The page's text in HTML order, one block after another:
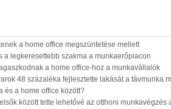
a home office megszüntetése mellett
a legkeresettebb szakma a munkaerőpiacon
a home office-hoz a munkavállalók
48 százaléka fejlesztette lakását a távmunka
és a home office között?
között tette lehetővé az otthoni munkavégzés